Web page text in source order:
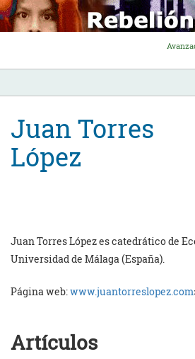
Skip
to
content
Juan Torres
López
Juan Torres López es catedrático de
Universidad de Málaga (España).
Página web:www.juantorreslopez.com
Artículos